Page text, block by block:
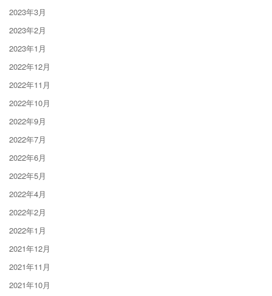
2023年3月
2023年2月
2023年1月
2022年12月
2022年11月
2022年10月
2022年9月
2022年7月
2022年6月
2022年5月
2022年4月
2022年2月
2022年1月
2021年12月
2021年11月
2021年10月